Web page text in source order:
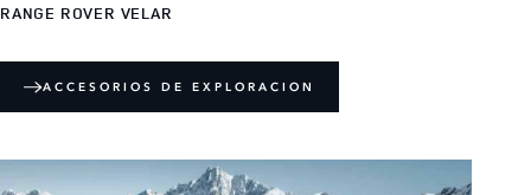
RANGE ROVER VELAR
ACCESORIOS DE EXPLORACION